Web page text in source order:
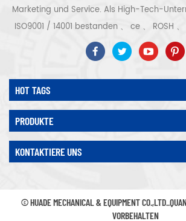
Marketing und Service. Als High-Tech-
ISO9001 / 14001 bestanden 、 ce 、 ROSH
Qualitäts- und
Unternehmenszertifizierung usw.
ausrüstung umfassen Schraubentyp,
Spiraltyp, Kolbentyp, Trockner, Filter,
vollständiger
Arten von Luftkompressoren als
von das wichtigste Gussteil für
Unternehmen ein eigenes Kernverfahren für
Servomotoren entwickelt und relevante
HOT TAGS
PRODUKTE
KONTAKTIERE UNS
© HUADE MECHANICAL & EQUIPMENT
VORBEHALTEN